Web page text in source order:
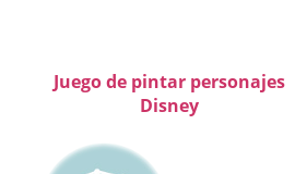
Juego de pintar personajes
Disney